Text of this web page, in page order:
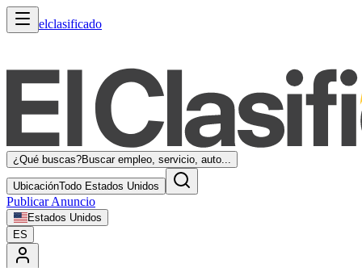
elclasificado
¿Qué buscas?Buscar empleo, servicio, auto...
UbicaciónTodo Estados Unidos
Publicar Anuncio
Estados Unidos
ES